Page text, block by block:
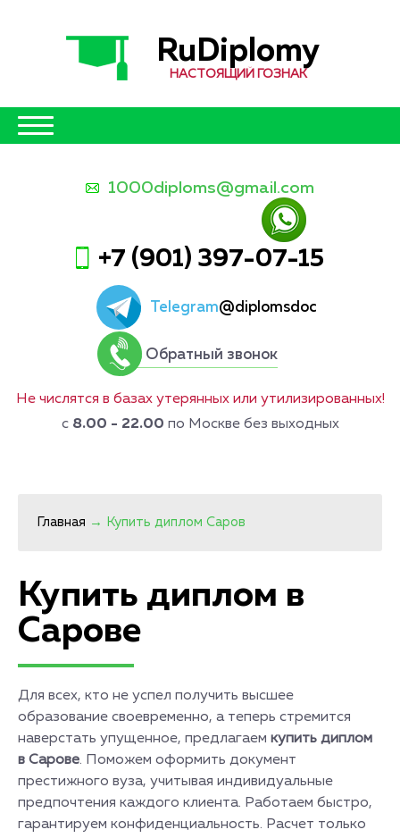
RuDiplomy
НАСТОЯЩИЙ ГОЗНАК
1000diploms@gmail.com
+7 (901) 397-07-15
Telegram@diplomsdoc
Обратный звонок
Не числятся в базах утерянных или утилизированных!
с 8.00 - 22.00 по Москве без выходных
Главная → Купить диплом Саров
Купить диплом в
Сарове
Для всех, кто не успел получить высшее
образование своевременно, а теперь стремится
наверстать упущенное, предлагаем купить диплом
в Сарове. Поможем оформить документ
престижного вуза, учитывая индивидуальные
предпочтения каждого клиента. Работаем быстро,
гарантируем конфиденциальность. Расчет только